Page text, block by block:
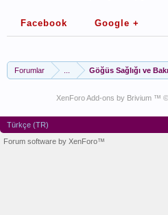
Facebook Google +
Forumlar Göğüs Sağlığı ve
XenForo Add-ons by Brivium ™
Türkçe (TR)
Forum software by XenForo™